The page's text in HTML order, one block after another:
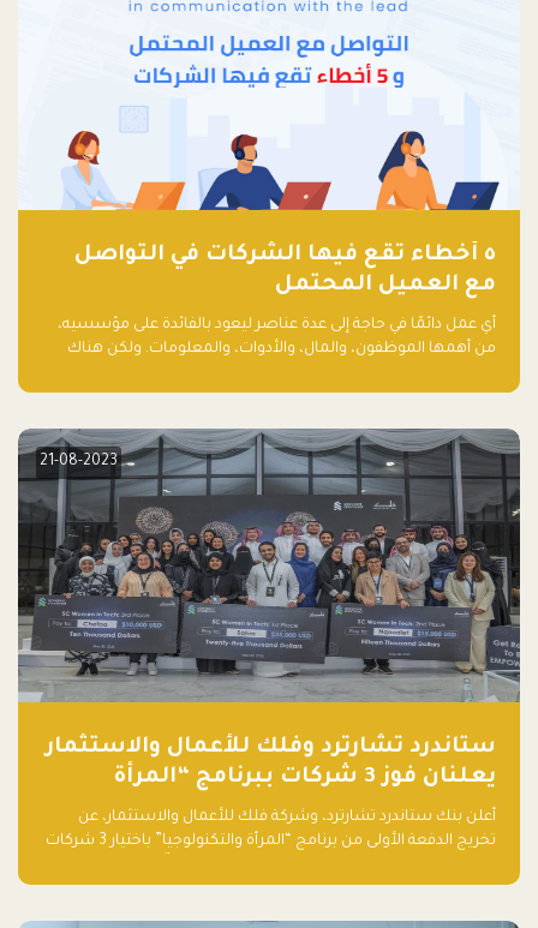
٥ أخطاء تقع فيها الشركات في التواصل
مع العميل المحتمل
أي عمل دائمًا في حاجة إلى عدة عناصر ليعود بالفائدة على مؤسسيه،
من أهمها الموظفون، والمال، والأدوات، والمعلومات. ولكن هناك
أساسه ذلك العمل.
21-08-2023
ستاندرد تشارترد وفلك للأعمال والاستثمار
يعلنان فوز 3 شركات ببرنامج “المرأة
والتكنولوجيا”
أعلن بنك ستاندرد تشارترد، وشركة فلك للأعمال والاستثمار، عن
تخريج الدفعة الأولى من برنامج “المرأة والتكنولوجيا” باختيار 3 شركات
الأعمال، اللواتي خضعن لبرنامج حاضنة مدته 8 أسابيع، أفكاراً مبتكرة